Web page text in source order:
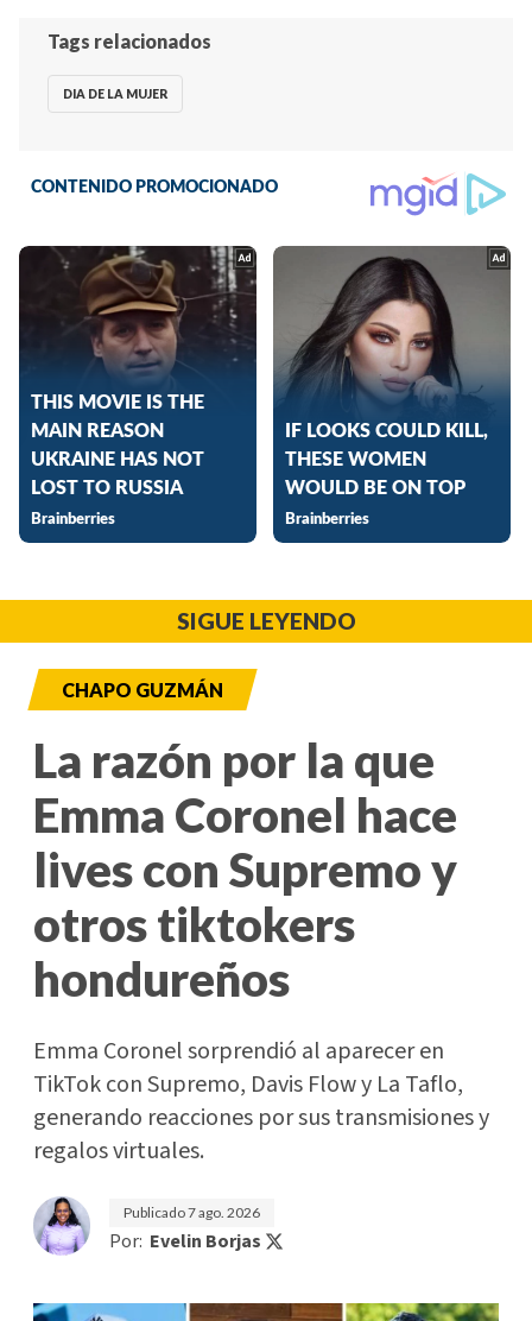
Tags relacionados
DIA DE LA MUJER
SIGUE LEYENDO
CHAPO GUZMÁN
La razón por la que
Emma Coronel hace
lives con Supremo y
otros tiktokers
hondureños
Emma Coronel sorprendió al aparecer en
TikTok con Supremo, Davis Flow y La Taflo,
generando reacciones por sus transmisiones y
regalos virtuales.
Publicado7 ago. 2026
Por: Evelin Borjas